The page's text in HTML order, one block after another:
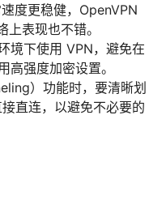
度更稳健，OpenVPN
表现也不错。
境下使用 VPN，避免在
高强度加密设置。
）功能时，要清晰划
直连，以避免不必要的